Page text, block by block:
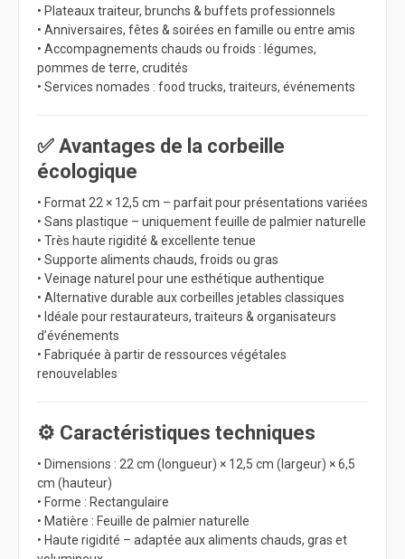
• Plateaux traiteur, brunchs & buffets professionnels
• Anniversaires, fêtes & soirées en famille ou entre amis
• Accompagnements chauds ou froids : légumes,
pommes de terre, crudités
• Services nomades : food trucks, traiteurs, événements
✅ Avantages de la corbeille
écologique
• Format 22 × 12,5 cm – parfait pour présentations variées
• Sans plastique – uniquement feuille de palmier naturelle
• Très haute rigidité & excellente tenue
• Supporte aliments chauds, froids ou gras
• Veinage naturel pour une esthétique authentique
• Alternative durable aux corbeilles jetables classiques
• Idéale pour restaurateurs, traiteurs & organisateurs
d’événements
• Fabriquée à partir de ressources végétales
renouvelables
⚙️ Caractéristiques techniques
• Dimensions : 22 cm (longueur) × 12,5 cm (largeur) × 6,5
cm (hauteur)
• Forme : Rectangulaire
• Matière : Feuille de palmier naturelle
• Haute rigidité – adaptée aux aliments chauds, gras et